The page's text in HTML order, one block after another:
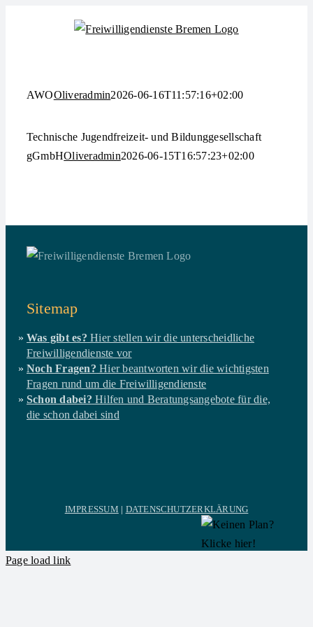
AWOOliveradmin2026-06-16T11:57:16+02:00
Technische Jugendfreizeit- und Bildunggesellschaft
gGmbHOliveradmin2026-06-15T16:57:23+02:00
Sitemap
Was gibt es? Hier stellen wir die unterscheidliche
Freiwilligendienste vor
Noch Fragen? Hier beantworten wir die wichtigsten
Fragen rund um die Freiwilligendienste
Schon dabei? Hilfen und Beratungsangebote für die,
die schon dabei sind
IMPRESSUM | DATENSCHUTZERKLÄRUNG
Page load link